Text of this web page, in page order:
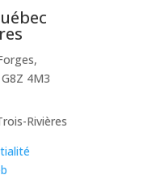
4M3
Rivières